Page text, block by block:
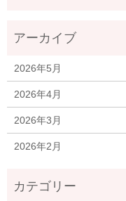
2026年5月
2026年4月
2026年3月
2026年2月